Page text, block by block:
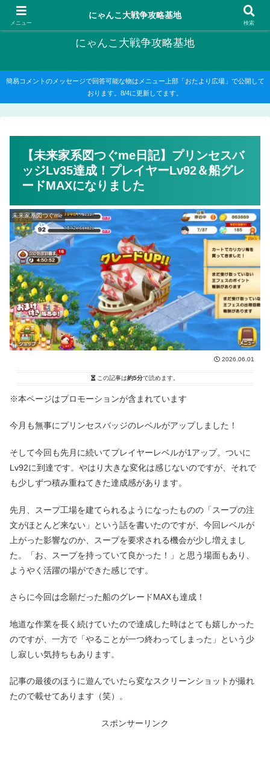
にゃんこ大戦争の攻略がメインですが、他のゲームの記事もたまに書いてます
にゃんこ大戦争攻略基地
簡易コメントのメッセージで回答可能な物はメニュー上部「おたより広場」で公開して
おります。8/4に更新してます。
【未来家系図つぐme日記】プリンセスバ
ッジLv35達成！プレイヤーLv92＆船グレ
ードMAXになりました
未来家系図つぐme
2026.06.01
この記事は約5分で読めます。
※本ページはプロモーションが含まれています
今月も無事にプリンセスバッジのレベルがアップしました！
そして今回も先月に続いてプレイヤーレベルが1アップ。ついに
Lv92に到達です。やはり大きな変化は感じないのですが、それで
も少しずつ積み重ねてきた達成感があります。
先月、スープ工場を建てられるようになったものの「スープの注
文がほとんど来ない」という話を書いたのですが、今回レベルが
上がった影響なのか、スープを要求される機会が少し増えまし
た。「お、スープを持っていて良かった！」と思う場面もあり、
ようやく活躍の場ができた感じです。
さらに今回は念願だった船のグレードMAXも達成！
地道な作業を長く続けていたので達成した時はとても嬉しかった
のですが、一方で「やることが一つ終わってしまった」という少
し寂しい気持ちもあります。
記事の最後のほうに遊んでいたら変なスクリーンショットが撮れ
たので載せてあります（笑）。
スポンサーリンク
メニュー
にゃんこ大戦争攻略基地
検索